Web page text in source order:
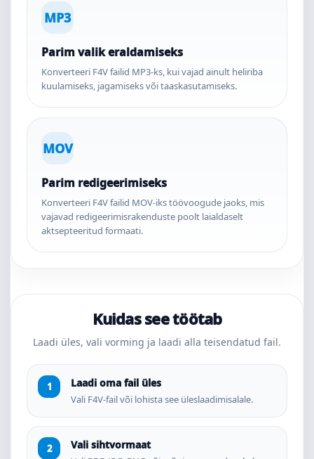
MP3
Parim valik eraldamiseks
Konverteeri F4V failid MP3-ks, kui vajad ainult heliriba
kuulamiseks, jagamiseks või taaskasutamiseks.
MOV
Parim redigeerimiseks
Konverteeri F4V failid MOV-iks töövoogude jaoks, mis
vajavad redigeerimisrakenduste poolt laialdaselt
aktsepteeritud formaati.
Kuidas see töötab
Laadi üles, vali vorming ja laadi alla teisendatud fail.
Laadi oma fail üles
Vali F4V-fail või lohista see üleslaadimisalale.
Vali sihtvormaat